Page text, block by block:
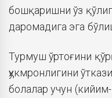
бошқаришни ўз
даромадига эга
Турмуш ўртоғини
ҳукмронлигини
болалар учун